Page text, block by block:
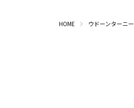
HOME ウドーンターニー